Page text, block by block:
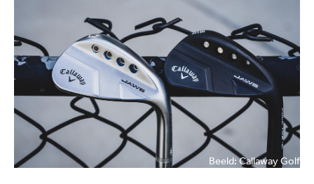
Beeld: Callaway Golf